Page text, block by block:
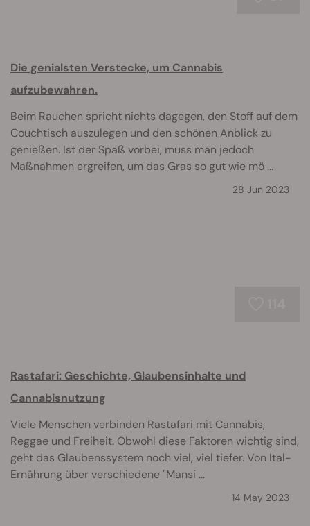
Die genialsten Verstecke, um Cannabis
aufzubewahren.
Beim Rauchen spricht nichts dagegen, den Stoff auf dem
Couchtisch auszulegen und den schönen Anblick zu
genießen. Ist der Spaß vorbei, muss man jedoch
Maßnahmen ergreifen, um das Gras so gut wie mö ...
28 Jun 2023
Rastafari: Geschichte, Glaubensinhalte und
Cannabisnutzung
Viele Menschen verbinden Rastafari mit Cannabis,
Reggae und Freiheit. Obwohl diese Faktoren wichtig sind,
geht das Glaubenssystem noch viel, viel tiefer. Von Ital-
Ernährung über verschiedene "Mansi ...
14 May 2023